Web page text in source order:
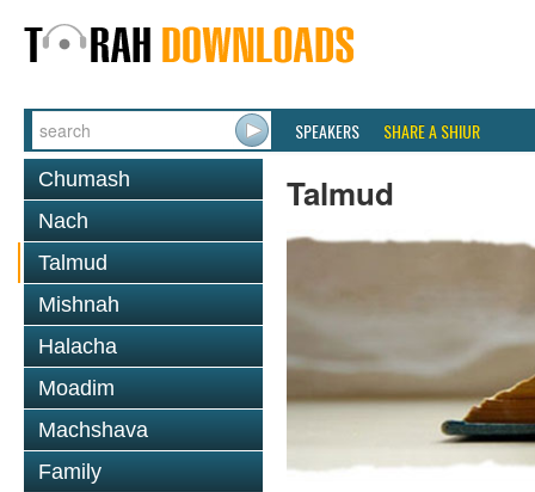
SPEAKERS SHARE A SHIUR
Chumash
Nach
Talmud
Mishnah
Halacha
Moadim
Machshava
Family
Talmud